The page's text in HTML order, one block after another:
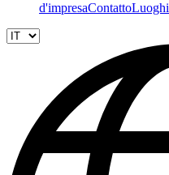
d'impresaContattoLuoghi